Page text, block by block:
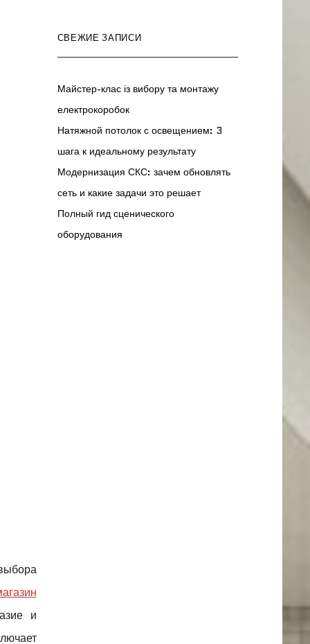
и
СВЕЖИЕ ЗАПИСИ
Майстер-клас із вибору та монтажу
електрокоробок
Натяжной потолок с освещением: 3
шага к идеальному результату
Модернизация СКС: зачем обновлять
сеть и какие задачи это решает
Полный гид сценического
оборудования